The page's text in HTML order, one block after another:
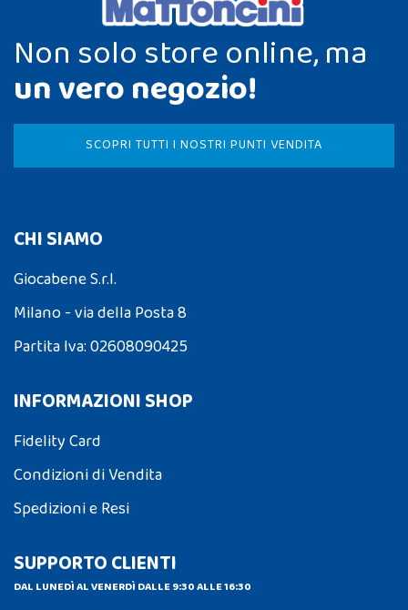
Non solo store online, ma
un vero negozio!
SCOPRI TUTTI I NOSTRI PUNTI VENDITA
CHI SIAMO
Giocabene S.r.l.
Milano - via della Posta 8
Partita Iva: 02608090425
INFORMAZIONI SHOP
Fidelity Card
Condizioni di Vendita
Spedizioni e Resi
SUPPORTO CLIENTI
DAL LUNEDÌ AL VENERDÌ DALLE 9:30 ALLE 16:30